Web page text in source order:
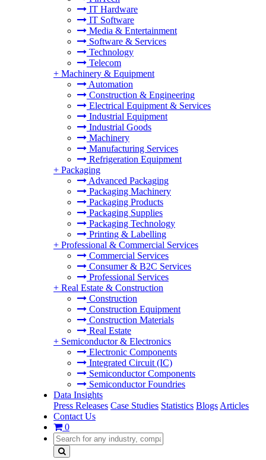
IT Hardware
IT Software
Media & Entertainment
Software & Services
Technology
Telecom
+ Machinery & Equipment
Automation
Construction & Engineering
Electrical Equipment & Services
Industrial Equipment
Industrial Goods
Machinery
Manufacturing Services
Refrigeration Equipment
+ Packaging
Advanced Packaging
Packaging Machinery
Packaging Products
Packaging Supplies
Packaging Technology
Printing & Labelling
+ Professional & Commercial Services
Commercial Services
Consumer & B2C Services
Professional Services
+ Real Estate & Construction
Construction
Construction Equipment
Construction Materials
Real Estate
+ Semiconductor & Electronics
Electronic Components
Integrated Circuit (IC)
Semiconductor Components
Semiconductor Foundries
Data Insights
Press Releases Case Studies Statistics Blogs Articles
Contact Us
0